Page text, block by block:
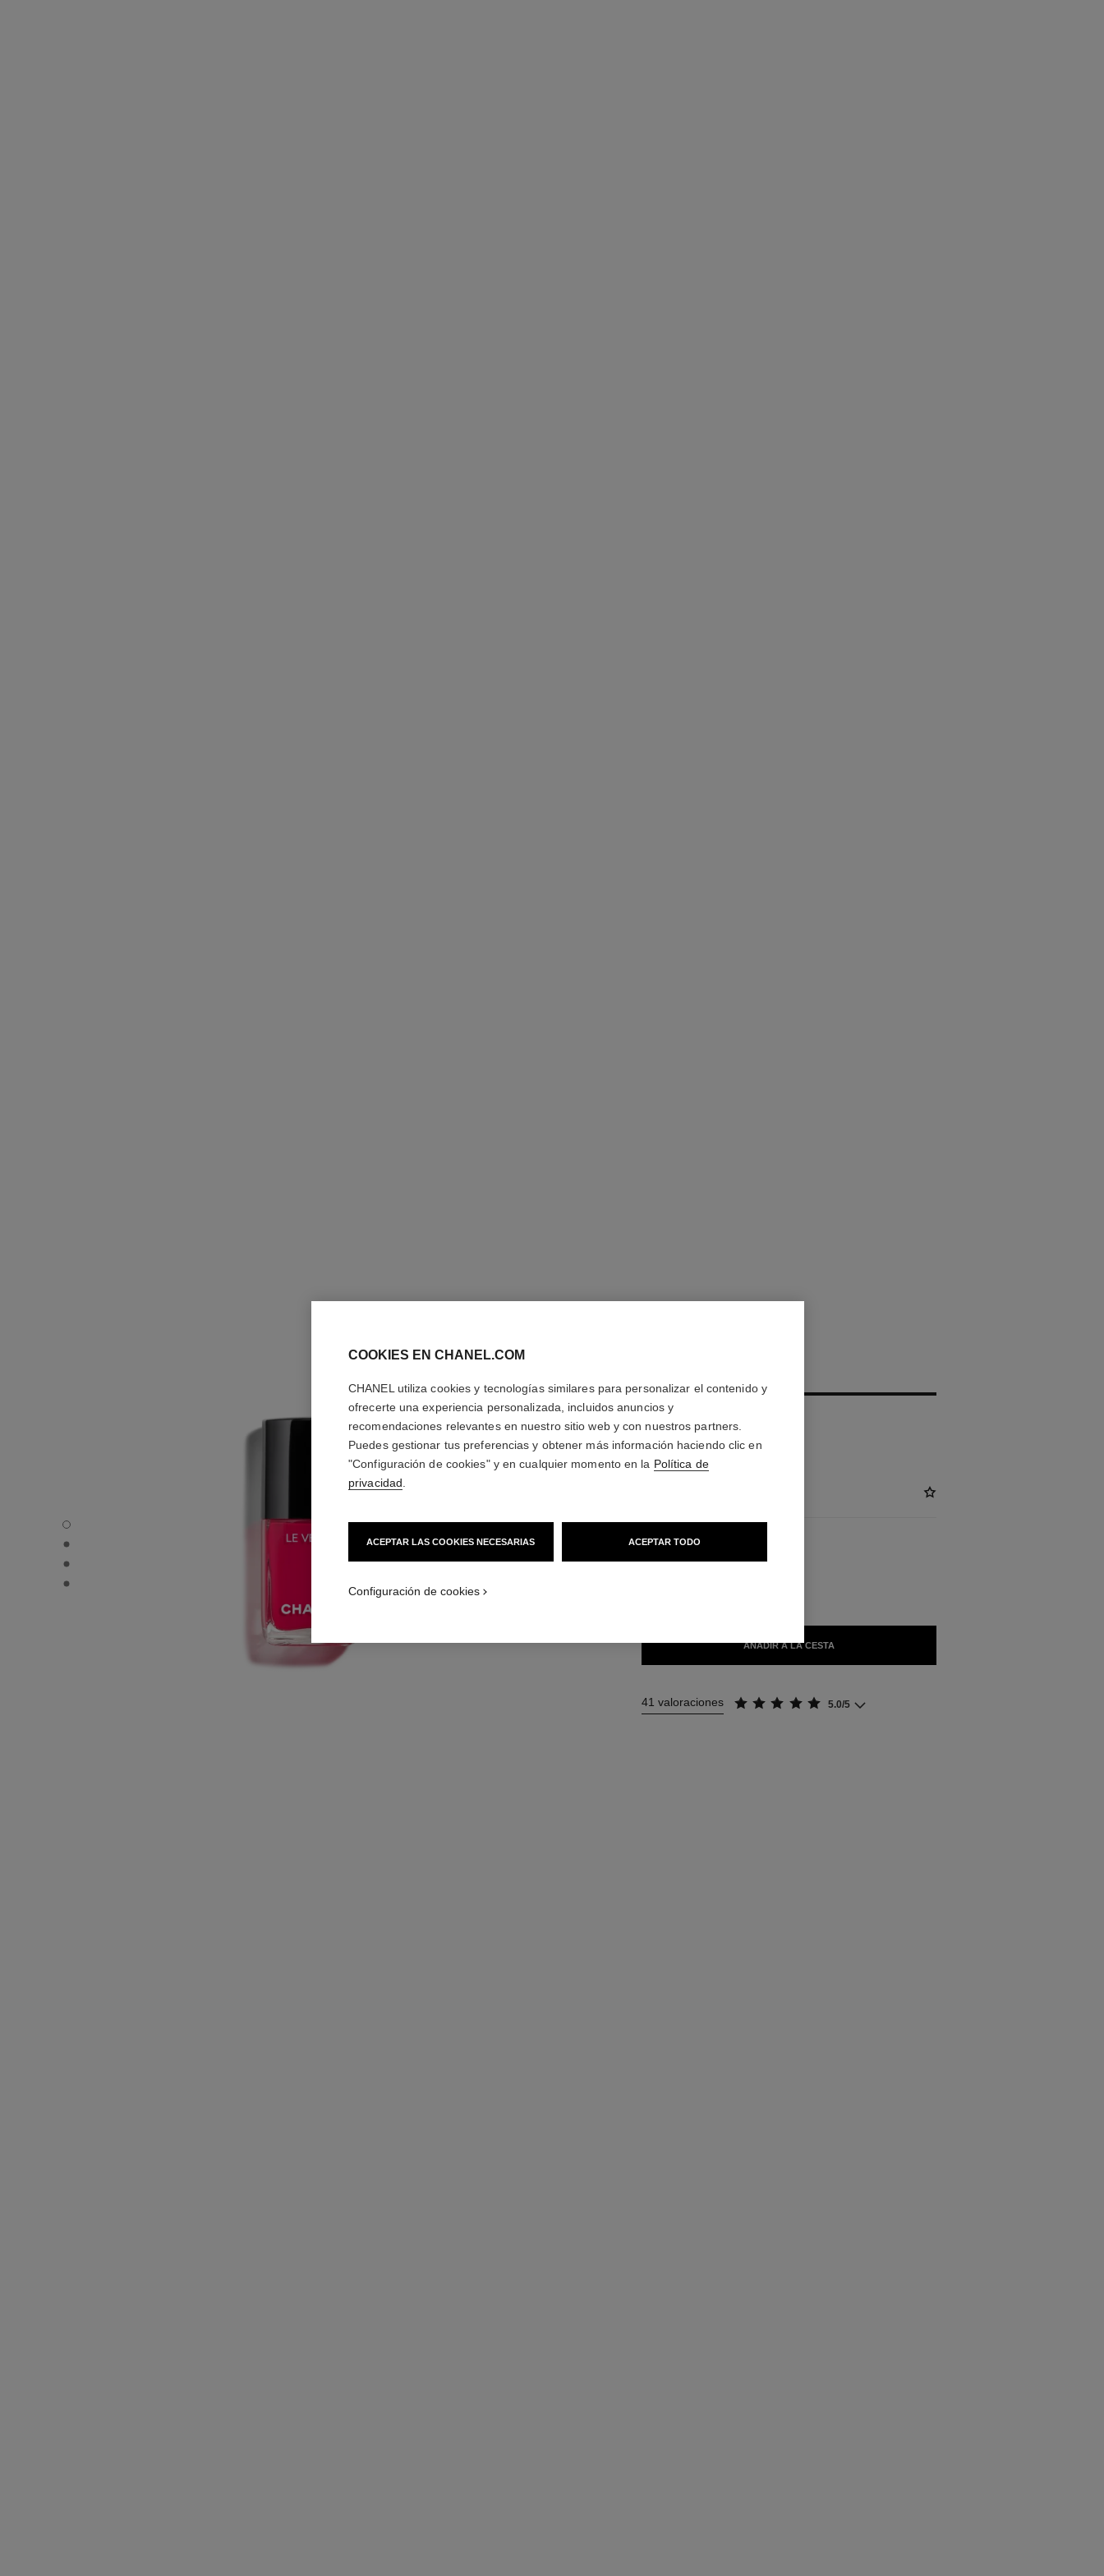
LE VERNIS - Vista por defecto
LE VERNIS - Vista alternativa 1
LE VERNIS - Vista alternativa 2
LE VERNIS - Vista de la textura básica
Larga Duración
Más información
Ref. 179143
34 TONOS DISPONIBLES
AÑADIR A LA CESTA
41 valoraciones 5.0/5
COOKIES EN CHANEL.COM
CHANEL utiliza cookies y tecnologías similares para personalizar el contenido y
ofrecerte una experiencia personalizada, incluidos anuncios y
recomendaciones relevantes en nuestro sitio web y con nuestros partners.
Puedes gestionar tus preferencias y obtener más información haciendo clic en
"Configuración de cookies" y en cualquier momento en la Política de
privacidad
ACEPTAR LAS COOKIES NECESARIAS ACEPTAR TODO
Configuración de cookies